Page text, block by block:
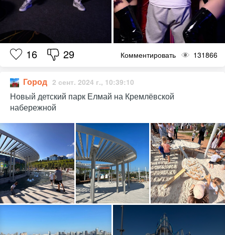
16 29 Комментировать 131866
Город 2 сент. 2024 г., 10:39:10
Новый детский парк Елмай на Кремлёвской
набережной